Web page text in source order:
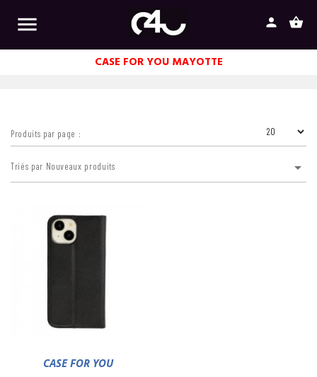
 shopping_basket
person
CASE FOR YOU MAYOTTE
Produits par page :
Triés par Nouveaux produits 
CASE FOR YOU